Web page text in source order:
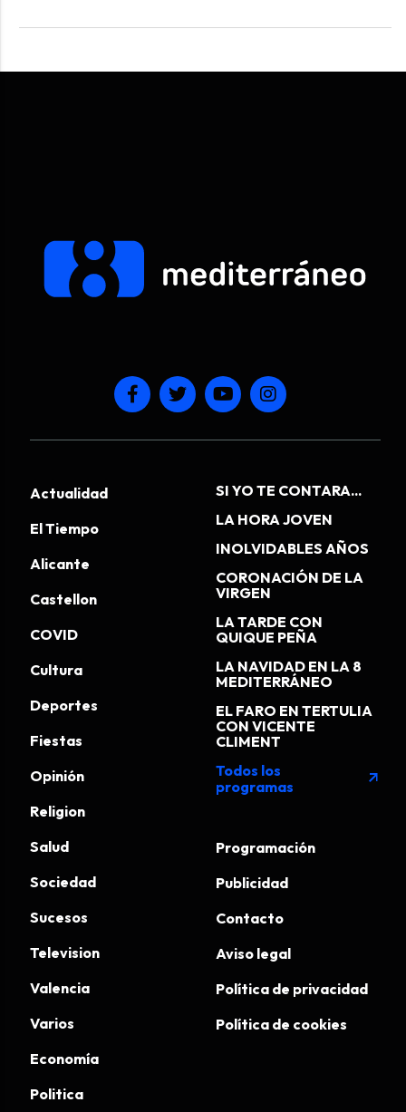
Actualidad
El Tiempo
Alicante
Castellon
COVID
Cultura
Deportes
Fiestas
Opinión
Religion
Salud
Sociedad
Sucesos
Television
Valencia
Varios
Economía
Politica
SI YO TE CONTARA...
LA HORA JOVEN
INOLVIDABLES AÑOS
CORONACIÓN DE LA
VIRGEN
LA TARDE CON
QUIQUE PEÑA
LA NAVIDAD EN LA 8
MEDITERRÁNEO
EL FARO EN TERTULIA
CON VICENTE
CLIMENT
Todos los
programas
arrow_outward
Programación
Publicidad
Contacto
Aviso legal
Política de privacidad
Política de cookies